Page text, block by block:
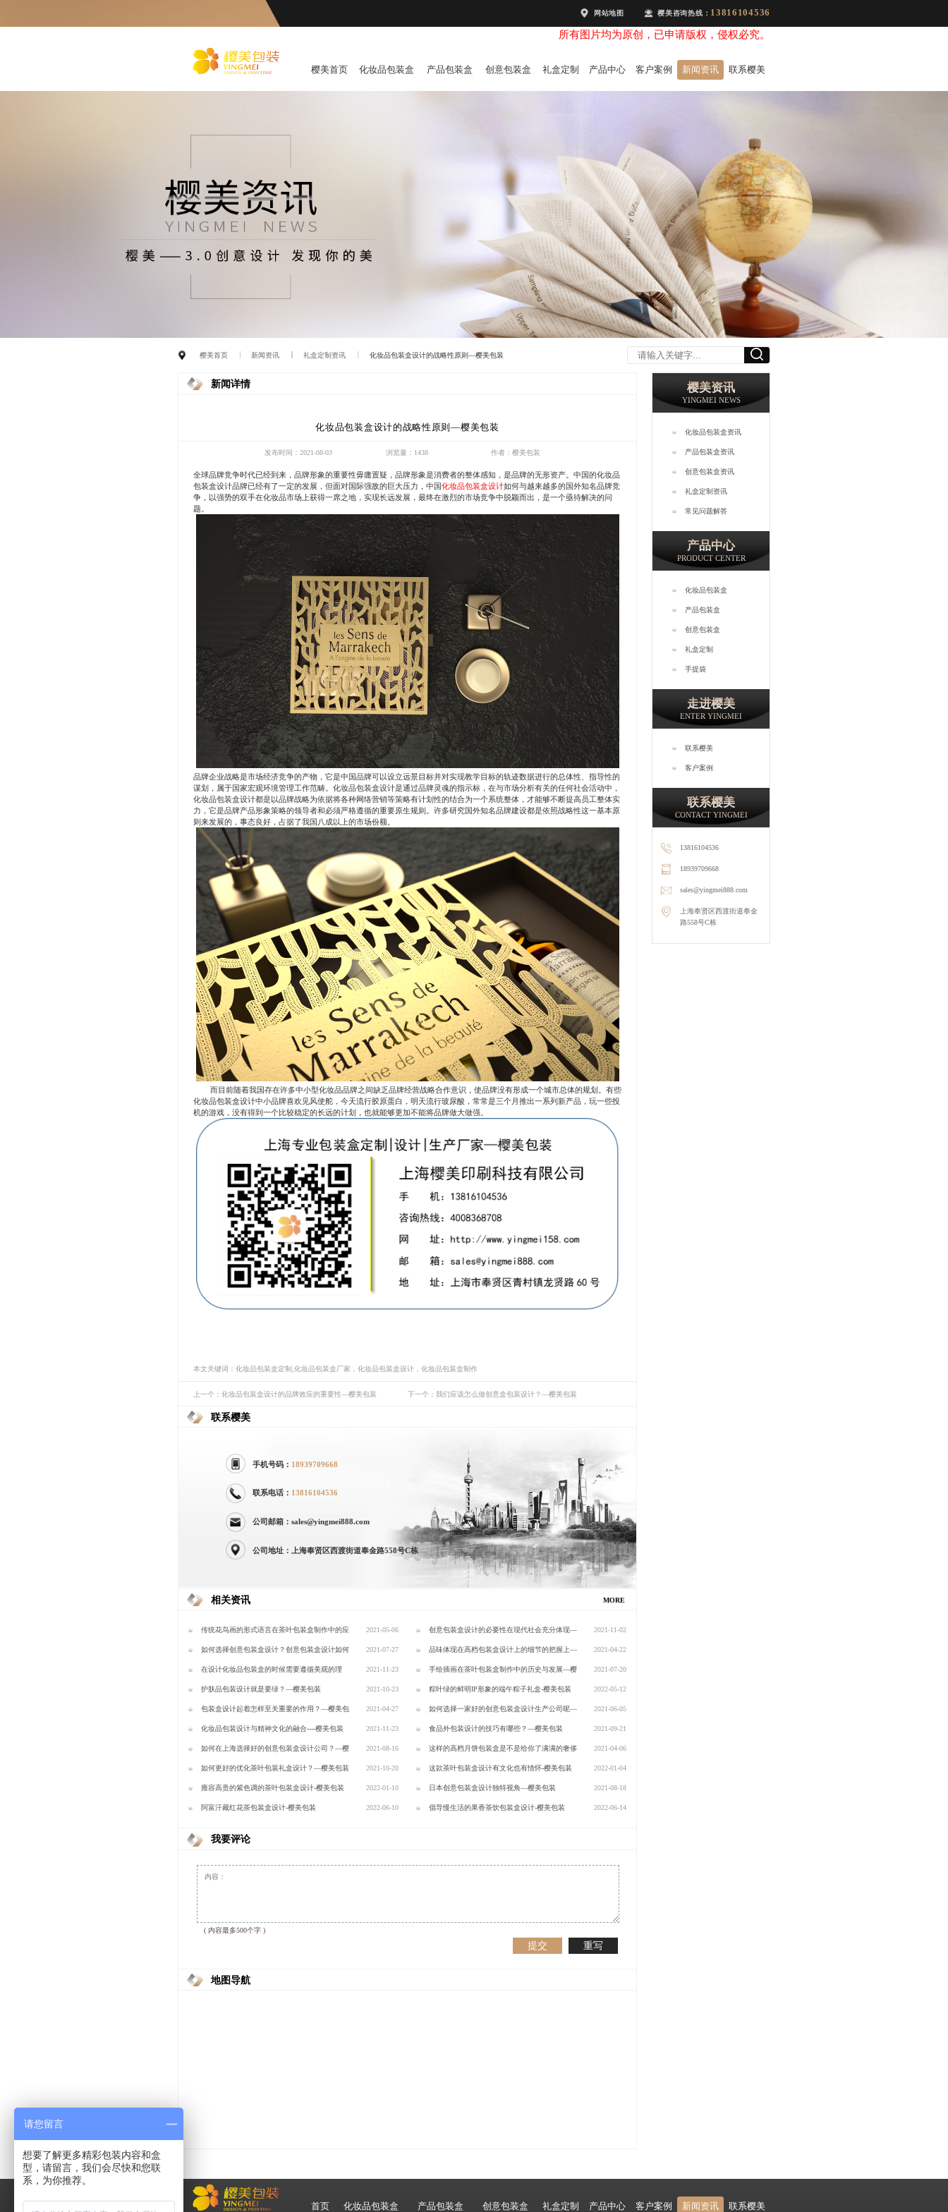
网站地图 樱美咨询热线： 13816104536
所有图片均为原创，已申请版权，侵权必究。
化
妆品包装盒工厂,高档包装
樱美首页 化妆品包装盒 产品包装盒 创意包装盒 礼盒定制 产品中心 客户案例 新闻资讯 联系樱美
樱美首页 新闻资讯 礼盒定制资讯 化妆品包装盒设计的战略性原则—樱美包装
樱美资讯
YINGMEI NEWS
化妆品包装盒资讯
产品包装盒资讯
创意包装盒资讯
礼盒定制资讯
常见问题解答
产品中心
PRODUCT CENTER
化妆品包装盒
产品包装盒
创意包装盒
礼盒定制
手提袋
走进樱美
ENTER YINGMEI
联系樱美
客户案例
联系樱美
CONTACT YINGMEI
13816104536
18939709668
sales@yingmei888.com
上海奉贤区西渡街道奉金
路558号C栋
新闻详情
化妆品包装盒设计的战略性原则—樱美包装
发布时间：2021-08-03 浏览量：1438 作者：樱美包装
全球品牌竞争时代已经到来，品牌形象的重要性毋庸置疑，品牌形象是消费者的整体感知，是品牌的无形资产。中国的化妆品
包装盒设计品牌已经有了一定的发展，但面对国际强敌的巨大压力，中国化妆品包装盒设计如何与越来越多的国外知名品牌竞
争，以强势的双手在化妆品市场上获得一席之地，实现长远发展，最终在激烈的市场竞争中脱颖而出，是一个亟待解决的问
题。
品牌企业战略是市场经济竞争的产物，它是中国品牌可以设立远景目标并对实现教学目标的轨迹数据进行的总体性、指导性的
谋划，属于国家宏观环境管理工作范畴。化妆品包装盒设计是通过品牌灵魂的指示标，在与市场分析有关的任何社会活动中，
化妆品包装盒设计都是以品牌战略为依据将各种网络营销等策略有计划性的结合为一个系统整体，才能够不断提高员工整体实
力，它是品牌产品形象策略的领导者和必须严格遵循的重要原生规则。许多研究国外知名品牌建设都是依照战略性这一基本原
则来发展的，事态良好，占据了我国八成以上的市场份额。
而目前随着我国存在许多中小型化妆品品牌之间缺乏品牌经营战略合作意识，使品牌没有形成一个城市总体的规划。有些
化妆品包装盒设计中小品牌喜欢见风使舵，今天流行胶原蛋白，明天流行玻尿酸，常常是三个月推出一系列新产品，玩一些投
机的游戏，没有得到一个比较稳定的长远的计划，也就能够更加不能将品牌做大做强。
本文关键词：化妆品包装盒定制,化妆品包装盒厂家，化妆品包装盒设计，化妆品包装盒制作
上一个：化妆品包装盒设计的品牌效应的重要性—樱美包装 下一个：我们应该怎么做创意盒包装设计？—樱美包装
联系樱美
手机号码： 18939709668
联系电话： 13816104536
公司邮箱：sales@yingmei888.com
公司地址：上海奉贤区西渡街道奉金路558号C栋
相关资讯 MORE
传统花鸟画的形式语言在茶叶包装盒制作中的应
用方法—樱美包装
2021-05-06 创意包装盒设计的必要性在现代社会充分体现—
樱美包装
2021-11-02
如何选择创意包装盒设计？创意包装盒设计如何
收费？—樱美包装
2021-07-27 品味体现在高档包装盒设计上的细节的把握上—
樱美包装
2021-04-22
在设计化妆品包装盒​的时候需要遵循美观的理
念---樱美包装
2021-11-23 手绘插画在茶叶包装盒制作中的历史与发展—樱
美包装
2021-07-20
护肤品包装设计就是要绿？—樱美包装 2021-10-23 粽叶绿的鲜明IP形象的端午粽子礼盒-樱美包装 2022-05-12
包装盒设计起着怎样至关重要的作用？—樱美包
装
2021-04-27 如何选择一家好的创意包装盒设计生产公司呢—
樱美包装
2021-06-05
化妆品包装设计与精神文化的融合----樱美包装 2021-11-23 食品外包装设计的技巧有哪些？—樱美包装 2021-09-21
如何在上海选择好的创意包装盒设计公司？—樱
美包装
2021-08-16 这样的高档月饼包装盒是不是给你了满满的奢侈
风？
2021-04-06
如何更好的优化茶叶包装礼盒设计？—樱美包装 2021-10-20 这款茶叶包装盒设计有文化也有情怀-樱美包装 2022-01-04
雍容高贵的紫色调的茶叶包装盒设计-樱美包装 2022-01-10 日本创意包装盒设计独特视角—樱美包装 2021-08-18
阿富汗藏红花茶包装盒设计-樱美包装 2022-06-10 倡导慢生活的果香茶饮包装盒设计-樱美包装 2022-06-14
我要评论
( 内容最多500个字 )
提交 重写
地图导航
化
首页 化妆品包装盒 产品包装盒 创意包装盒 礼盒定制 产品中心 客户案例 新闻资讯 联系樱美
请您留言
想要了解更多精彩包装内容和盒
型，请留言，我们会尽快和您联
系，为你推荐。